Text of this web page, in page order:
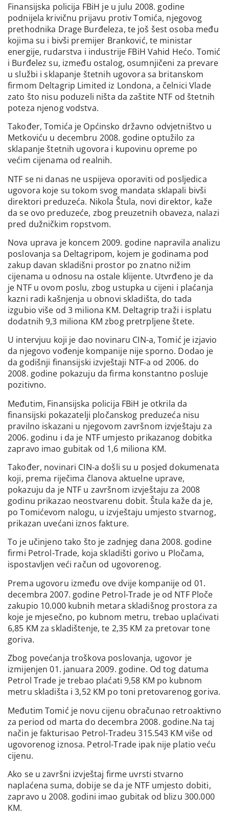
Finansijska policija FBiH je u julu 2008. godine
podnijela krivičnu prijavu protiv Tomića, njegovog
prethodnika Drage Burđeleza, te još šest osoba među
kojima su i bivši premijer Branković, te ministar
energije, rudarstva i industrije FBiH Vahid Hećo. Tomić
i Burđelez su, između ostalog, osumnjičeni za prevare
u službi i sklapanje štetnih ugovora sa britanskom
firmom Deltagrip Limited iz Londona, a čelnici Vlade
zato što nisu poduzeli ništa da zaštite NTF od štetnih
poteza njenog vodstva.
Također, Tomića je Općinsko državno odvjetništvo u
Metkoviću u decembru 2008. godine optužilo za
sklapanje štetnih ugovora i kupovinu opreme po
većim cijenama od realnih.
NTF se ni danas ne uspijeva oporaviti od posljedica
ugovora koje su tokom svog mandata sklapali bivši
direktori preduzeća. Nikola Štula, novi direktor, kaže
da se ovo preduzeće, zbog preuzetnih obaveza, nalazi
pred dužničkim ropstvom.
Nova uprava je koncem 2009. godine napravila analizu
poslovanja sa Deltagripom, kojem je godinama pod
zakup davan skladišni prostor po znatno nižim
cijenama u odnosu na ostale klijente. Utvrđeno je da
je NTF u ovom poslu, zbog ustupka u cijeni i plaćanja
kazni radi kašnjenja u obnovi skladišta, do tada
izgubio više od 3 miliona KM. Deltagrip traži i isplatu
dodatnih 9,3 miliona KM zbog pretrpljene štete.
U intervjuu koji je dao novinaru CIN-a, Tomić je izjavio
da njegovo vođenje kompanije nije sporno. Dodao je
da godišnji finansijski izvještaji NTF-a od 2006. do
2008. godine pokazuju da firma konstantno posluje
pozitivno.
Međutim, Finansijska policija FBiH je otkrila da
finansijski pokazatelji pločanskog preduzeća nisu
pravilno iskazani u njegovom završnom izvještaju za
2006. godinu i da je NTF umjesto prikazanog dobitka
zapravo imao gubitak od 1,6 miliona KM.
Također, novinari CIN-a došli su u posjed dokumenata
koji, prema riječima članova aktuelne uprave,
pokazuju da je NTF u završnom izvještaju za 2008
godinu prikazao neostvarenu dobit. Štula kaže da je,
po Tomićevom nalogu, u izvještaju umjesto stvarnog,
prikazan uvećani iznos fakture.
To je učinjeno tako što je zadnjeg dana 2008. godine
firmi Petrol-Trade, koja skladišti gorivo u Pločama,
ispostavljen veći račun od ugovorenog.
Prema ugovoru između ove dvije kompanije od 01.
decembra 2007. godine Petrol-Trade je od NTF Ploče
zakupio 10.000 kubnih metara skladišnog prostora za
koje je mjesečno, po kubnom metru, trebao uplaćivati
6,85 KM za skladištenje, te 2,35 KM za pretovar tone
goriva.
Zbog povećanja troškova poslovanja, ugovor je
izmijenjen 01. januara 2009. godine. Od tog datuma
Petrol Trade je trebao plaćati 9,58 KM po kubnom
metru skladišta i 3,52 KM po toni pretovarenog goriva.
Međutim Tomić je novu cijenu obračunao retroaktivno
za period od marta do decembra 2008. godine.Na taj
način je fakturisao Petrol-Tradeu 315.543 KM više od
ugovorenog iznosa. Petrol-Trade ipak nije platio veću
cijenu.
Ako se u završni izvještaj firme uvrsti stvarno
naplaćena suma, dobije se da je NTF umjesto dobiti,
zapravo u 2008. godini imao gubitak od blizu 300.000
KM.